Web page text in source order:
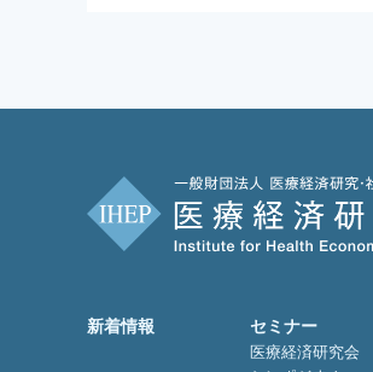
新着情報 セミナー
医療経済研究会